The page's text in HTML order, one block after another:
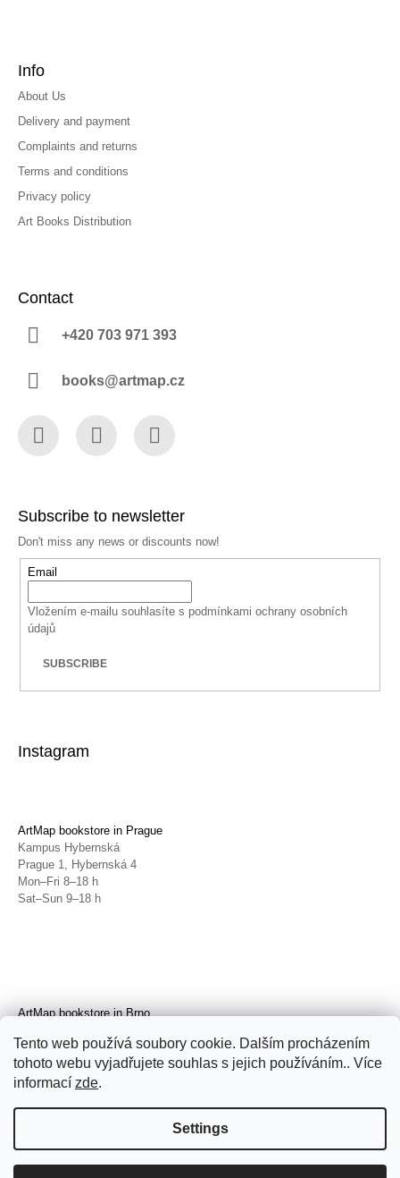
Tento web používá soubory cookie. Dalším procházením
tohoto webu vyjadřujete souhlas s jejich používáním.. Více
informací zde.
Settings
Info
About Us
Delivery and payment
Complaints and returns
Terms and conditions
Privacy policy
Art Books Distribution
Contact
+420 703 971 393
books@artmap.cz
Subscribe to newsletter
Don't miss any news or discounts now!
Email
Vložením e-mailu souhlasíte s podmínkami ochrany osobních
údajů
SUBSCRIBE
Instagram
ArtMap bookstore in Prague
Kampus Hybernská
Prague 1, Hybernská 4
Mon–Fri 8–18 h
Sat–Sun 9–18 h
ArtMap bookstore in Brno
Brno, Radnická 4
Tue–Fri 11–19 h
Sat 14–19 h